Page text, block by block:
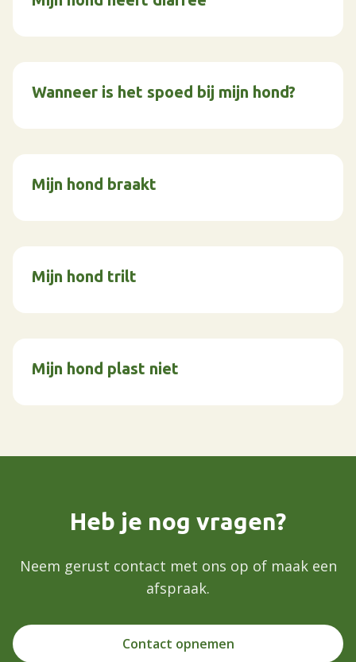
Wanneer is het spoed bij mijn hond?
Mijn hond braakt
Mijn hond trilt
Mijn hond plast niet
Heb je nog vragen?
Neem gerust contact met ons op of maak een
afspraak.
Contact opnemen